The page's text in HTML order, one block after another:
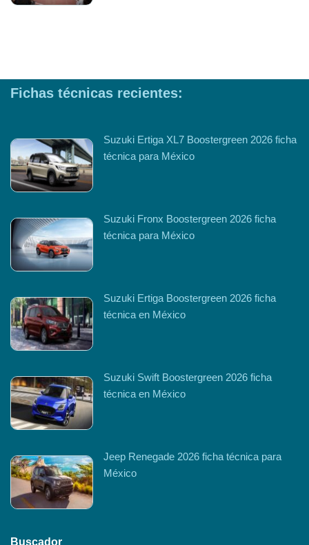
Fichas técnicas recientes:
Suzuki Ertiga XL7 Boostergreen 2026 ficha
técnica para México
Suzuki Fronx Boostergreen 2026 ficha
técnica para México
Suzuki Ertiga Boostergreen 2026 ficha
técnica en México
Suzuki Swift Boostergreen 2026 ficha
técnica en México
Jeep Renegade 2026 ficha técnica para
México
Buscador